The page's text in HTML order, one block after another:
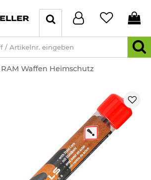
RAM Waffen Heimschutz